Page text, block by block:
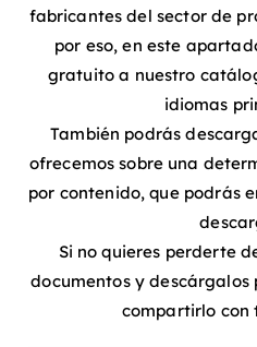
fabricantes del sector de
por eso, en este
gratuito a nuestro
idiomas
También podrás
ofrecemos sobre una
por contenido, que podrás
Si no quieres perderte
documentos y
compartirlo con